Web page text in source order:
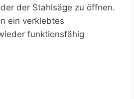
der Stahlsäge zu öffnen.
ein verklebtes
funktionsfähig